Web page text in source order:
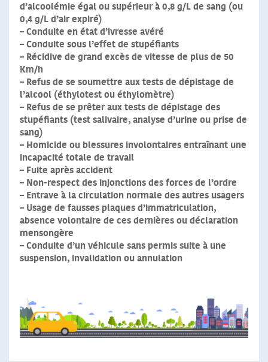
d’alcoolémie égal ou supérieur à 0,8 g/L de sang (ou
0,4 g/L d’air expiré)
– Conduite en état d’ivresse avéré
– Conduite sous l’effet de stupéfiants
– Récidive de grand excès de vitesse de plus de 50
Km/h
– Refus de se soumettre aux tests de dépistage de
l’alcool (éthylotest ou éthylomètre)
– Refus de se prêter aux tests de dépistage des
stupéfiants (test salivaire, analyse d’urine ou prise de
sang)
– Homicide ou blessures involontaires entraînant une
incapacité totale de travail
– Fuite après accident
– Non-respect des injonctions des forces de l’ordre
– Entrave à la circulation normale des autres usagers
– Usage de fausses plaques d’immatriculation,
absence volontaire de ces dernières ou déclaration
mensongère
– Conduite d’un véhicule sans permis suite à une
suspension, invalidation ou annulation